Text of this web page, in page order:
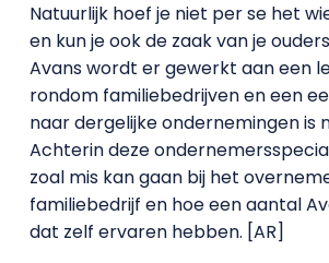
Natuurlijk hoef je niet per se het
en kun je ook de zaak van je
Avans wordt er gewerkt aan een
rondom familiebedrijven en een
naar dergelijke ondernemingen is
Achterin deze
zoal mis kan gaan bij het
familiebedrijf en hoe een aantal
dat zelf ervaren hebben. [AR]